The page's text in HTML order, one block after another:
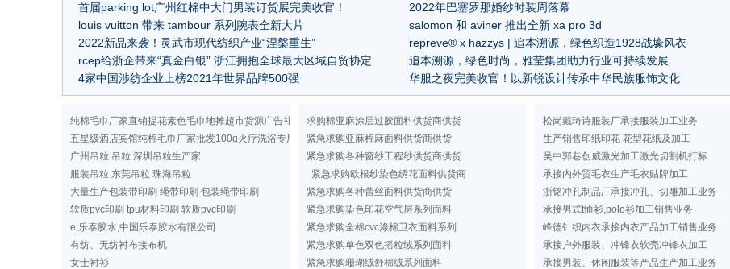
首届parking lot广州红棉中大门男装订货展完美收官！
2022年巴塞罗那婚纱时装周落幕
louis vuitton 带来 tambour 系列腕表全新大片
salomon 和 aviner 推出全新 xa pro 3d
2022新品来袭！灵武市现代纺织产业“涅槃重生”
repreve® x hazzys | 追本溯源，绿色织造1928战壕风衣
rcep给浙企带来“真金白银” 浙江拥抱全球最大区域自贸协定
追本溯源，绿色时尚，雅莹集团助力行业可持续发展
4家中国涉纺企业上榜2021年世界品牌500强
华服之夜完美收官！以新锐设计传承中华民族服饰文化
纯棉毛巾厂家直销提花素色毛巾地摊超市货源广告礼品洗浴毛巾
五星级酒店宾馆纯棉毛巾厂家批发100g火疗洗浴专用纯色毛巾定做
广州吊粒 吊粒 深圳吊粒生产家
服装吊粒 东莞吊粒 珠海吊粒
大量生产包装带印刷 绳带印刷 包装绳带印刷
软质pvc印刷 tpu材料印刷 软质pvc印刷
e,乐泰胶水,中国乐泰胶水有限公司
有纺、无纺衬布接布机
女士衬衫
求购棉亚麻涂层过胶面料供货商供货
紧急求购亚麻棉麻面料供货商供货
紧急求购各种窗纱工程纱供货商供货
紧急求购欧根纱染色绣花面料供货商
紧急求购各种蕾丝面料供货商供货
紧急求购染色印花空气层系列面料
紧急求购全棉cvc涤棉卫衣面料系列
紧急求购单色双色摇粒绒系列面料
紧急求购珊瑚绒舒棉绒系列面料
松岗戴琦诗服装厂承接服装加工业务
生产销售印纸印花 花型花纸及加工
吴中郭巷创威激光加工激光切割机打标
承接内外贸毛衣生产毛衣贴牌加工
浙铭冲孔制品厂承接冲孔、切雕加工业务
承接男式t恤衫,polo衫加工销售业务
峰德针织内衣承接内衣产品加工销售业务
承接户外服装、冲锋衣软壳冲锋衣加工
承接男装、休闲服装等产品生产加工业务